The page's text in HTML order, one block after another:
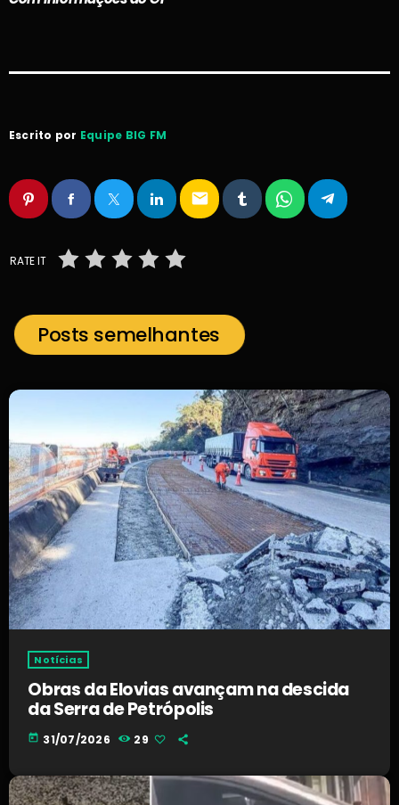
Escrito por Equipe BIG FM
email
RATE IT
Posts semelhantes
Notícias
Obras da Elovias avançam na descida
da Serra de Petrópolis
today 31/07/2026 29